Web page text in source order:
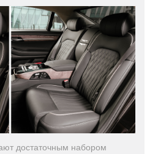
достаточным набором